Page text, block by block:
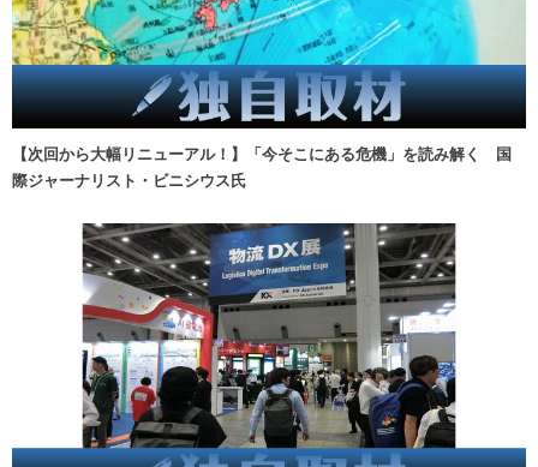
【次回から大幅リニューアル！】「今そこにある危機」を読み解く 国
際ジャーナリスト・ビニシウス氏